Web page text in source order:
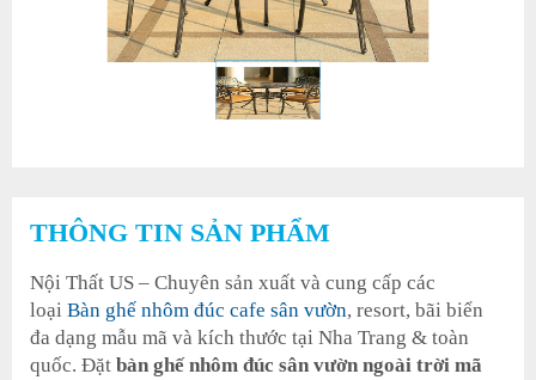
THÔNG TIN SẢN PHẨM
Nội Thất US – Chuyên sản xuất và cung cấp các
loại Bàn ghế nhôm đúc cafe sân vườn, resort, bãi biển
đa dạng mẫu mã và kích thước tại Nha Trang & toàn
quốc. Đặt bàn ghế nhôm đúc sân vườn ngoài trời mã